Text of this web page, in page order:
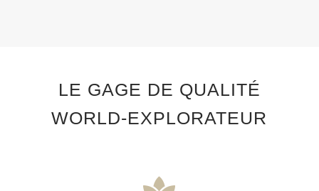
LE GAGE DE QUALITÉ
WORLD-EXPLORATEUR